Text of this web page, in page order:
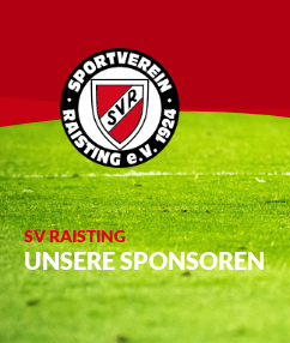
SV RAISTING
UNSERE SPONSOREN